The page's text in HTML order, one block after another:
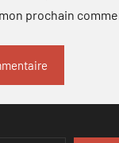
prochain